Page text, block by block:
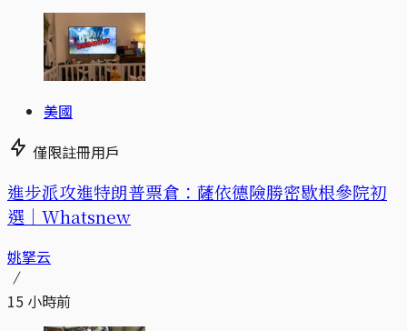
美國
僅限註冊用戶
進步派攻進特朗普票倉：薩依德險勝密歇根參院初
選｜Whatsnew
姚拏云
15 小時前